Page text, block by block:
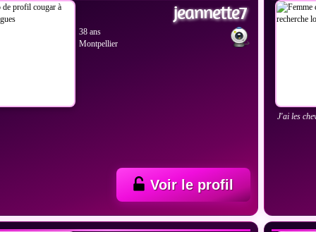
jeannette7
38 ans
Montpellier
Voir le profil
J'ai les